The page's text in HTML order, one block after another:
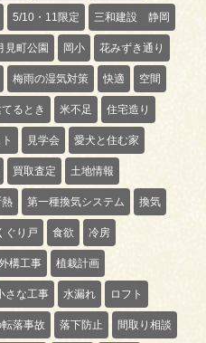
5/10・11限定 三和建設 静岡
見町公園 岡小 花みずき通り
梅雨の湿気対策 快適 空間
るとき 米不足 住宅造り
見学会 愛犬と住む家
買取査定 土地情報
熱 第一種換気システム 換気
ぐり戸 食欲 冷房
構工事 植栽計画
さな工事 水漏れ ロフト
落事故 落下防止 間取り相談